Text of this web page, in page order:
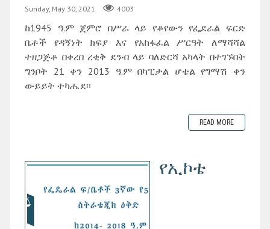
Sunday, May 30, 2021 4003
ከ1945 ዓ.ም ጀምሮ በሥራ ላይ የቆየውን የፌደራል ፍርድ
ቤቶች የዳኝነት ክፍያ እና የአከፋፈል ሥርዓት ለማሻሻል
ተዘጋጅቶ በቀረበ ረቂቅ ደንብ ላይ ባለድርሻ አካላት በተገኙበት
ግንቦት 21 ቀን 2013 ዓ.ም በካፒታል ሆቴል የግማሽ ቀን
ውይይት ተካሔደ፡፡
READ MORE
የኢኮቴ